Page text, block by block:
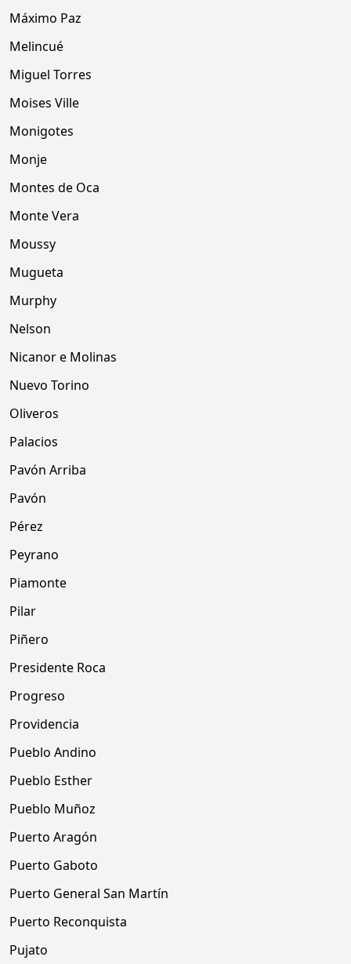
Máximo Paz
Melincué
Miguel Torres
Moises Ville
Monigotes
Monje
Montes de Oca
Monte Vera
Moussy
Mugueta
Murphy
Nelson
Nicanor e Molinas
Nuevo Torino
Oliveros
Palacios
Pavón Arriba
Pavón
Pérez
Peyrano
Piamonte
Pilar
Piñero
Presidente Roca
Progreso
Providencia
Pueblo Andino
Pueblo Esther
Pueblo Muñoz
Puerto Aragón
Puerto Gaboto
Puerto General San Martín
Puerto Reconquista
Pujato